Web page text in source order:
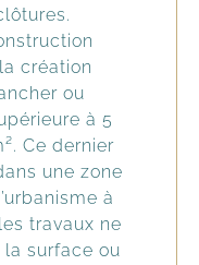
création
ou
à 5
Ce dernier
une zone
à
travaux ne
surface ou